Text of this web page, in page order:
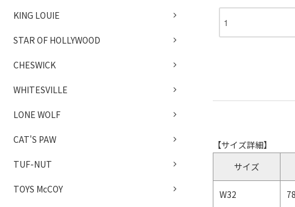
KING LOUIE
STAR OF HOLLYWOOD
CHESWICK
WHITESVILLE
LONE WOLF
CAT'S PAW
TUF-NUT
TOYS McCOY
【サイズ詳細】
サイズ
W32